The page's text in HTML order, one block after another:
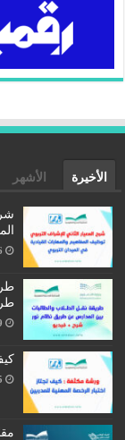
الأخيرة الأشهر